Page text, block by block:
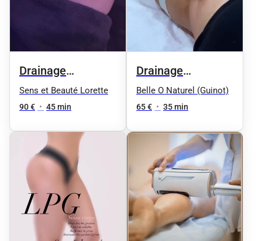
Drainage
lymphatique
Sens et Beauté Lorette
90 € • 45 min
Drainage
lymphatique
jambes légère
Belle O Naturel (Guinot)
65 € • 35 min